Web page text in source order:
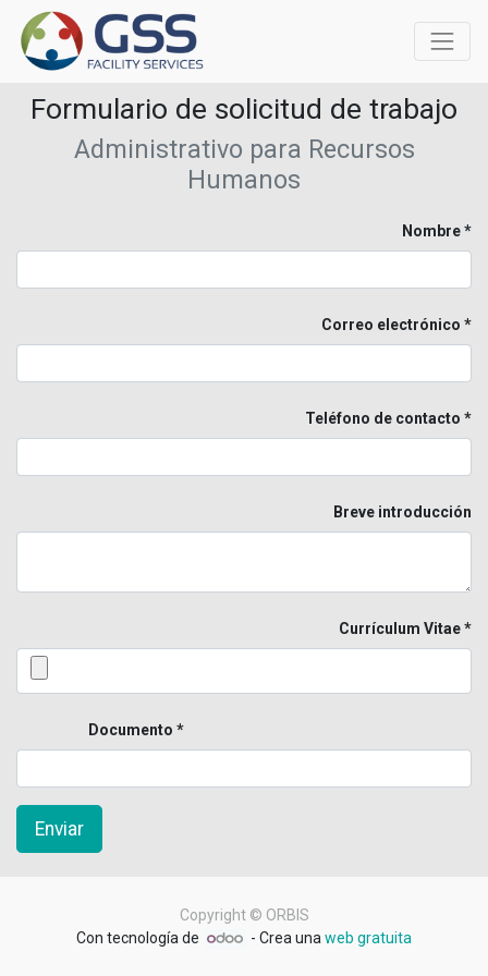
Formulario de solicitud de trabajo
Administrativo para Recursos
Humanos
Nombre
Correo electrónico
Teléfono de contacto
Breve introducción
Currículum Vitae
Documento
Enviar
Copyright © ORBIS
Con tecnología de
- Crea una web gratuita